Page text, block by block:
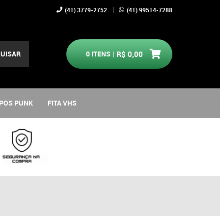
(41)3779-2752 (41)99514-7288
ITENS
0 R$ 0,00
POS PUNK FITA VHS